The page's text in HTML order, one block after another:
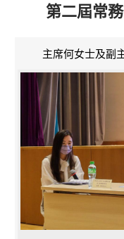
第二屆常
主席何女士及副